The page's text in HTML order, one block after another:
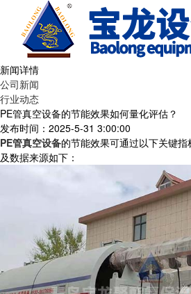
新闻详情
公司新闻
行业动态
PE管真空设备的节能效果如何量化评估？
发布时间：2025-5-31 3:00:00
PE管真空设备的节能效果可通过以下关键
及数据来源如下：